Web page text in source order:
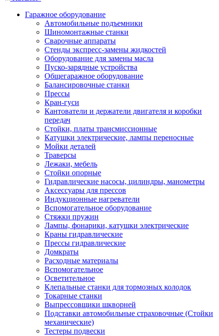
Гаражное оборудование
Автомобильные подъемники
Шиномонтажные станки
Сварочные аппараты
Стенды экспресс-замены жидкостей
Оборудование для замены масла
Пуско-зарядные устройства
Общегаражное оборудование
Балансировочные станки
Прессы
Кран-гуси
Кантователи и держатели двигателя и коробки
передач
Стойки, платы трансмиссионные
Катушки электрические, лампы переносные
Мойки деталей
Траверсы
Лежаки, мебель
Стойки опорные
Гидравлические насосы, цилиндры, манометры
Аксессуары для прессов
Индукционные нагреватели
Вспомогательное оборудование
Стяжки пружин
Лампы, фонарики, катушки электрические
Краны гидравлические
Прессы гидравлические
Домкраты
Расходные материалы
Вспомогательное
Осветительное
Клепальные станки для тормозных колодок
Токарные станки
Выпрессовщики шкворней
Подставки автомобильные страховочные (Стойки
механические)
Тестеры подвески